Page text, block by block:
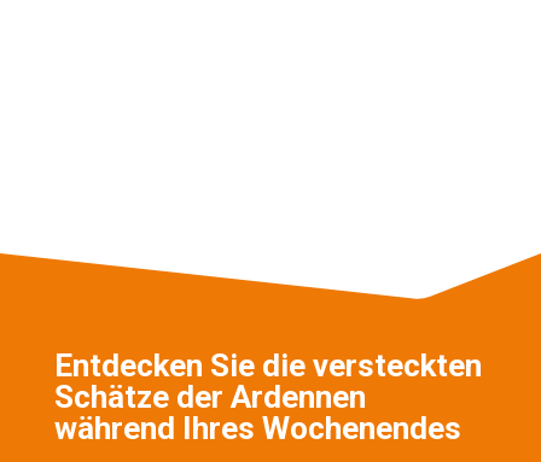
Entdecken Sie die versteckten
Schätze der Ardennen
während Ihres Wochenendes